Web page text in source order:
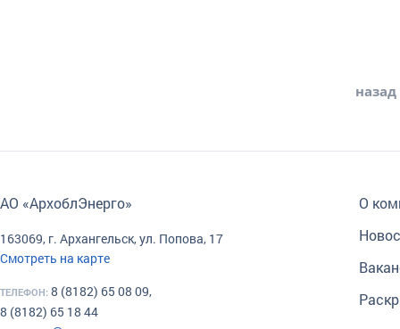
назад
АО «АрхоблЭнерго»
163069, г. Архангельск, ул. Попова, 17
Смотреть на карте
ТЕЛЕФОН: 8 (8182) 65 08 09,
8 (8182) 65 18 44
О